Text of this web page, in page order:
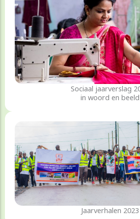
Sociaal jaarverslag
in woord en beeld
Jaarverhalen 2023